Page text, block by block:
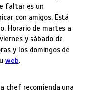
faltar es un
con amigos. Está
Horario de martes a
y sábado de
y los domingos de
web.
chef recomienda una